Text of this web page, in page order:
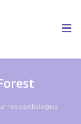
nos psychologues